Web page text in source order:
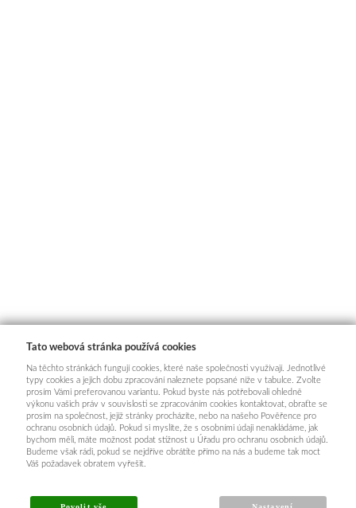
INFORMACE PRO KUPUJÍCÍ
Tato webová stránka používá cookies
Na těchto stránkách fungují cookies, které naše společnosti využívají. Jednotlivé
typy cookies a jejich dobu zpracování naleznete popsané níže v tabulce. Zvolte
prosím Vámi preferovanou variantu. Pokud byste nás potřebovali ohledně
výkonu vašich práv v souvislosti se zpracováním cookies kontaktovat, obraťte se
prosím na společnost, jejíž stránky procházíte, nebo na našeho Pověřence pro
ochranu osobních údajů. Pokud si myslíte, že s osobními údaji nenakládáme, jak
bychom měli, máte možnost podat stížnost u Úřadu pro ochranu osobních údajů.
Budeme však rádi, pokud se nejdříve obrátíte přímo na nás a budeme tak moct
Váš požadavek obratem vyřešit.